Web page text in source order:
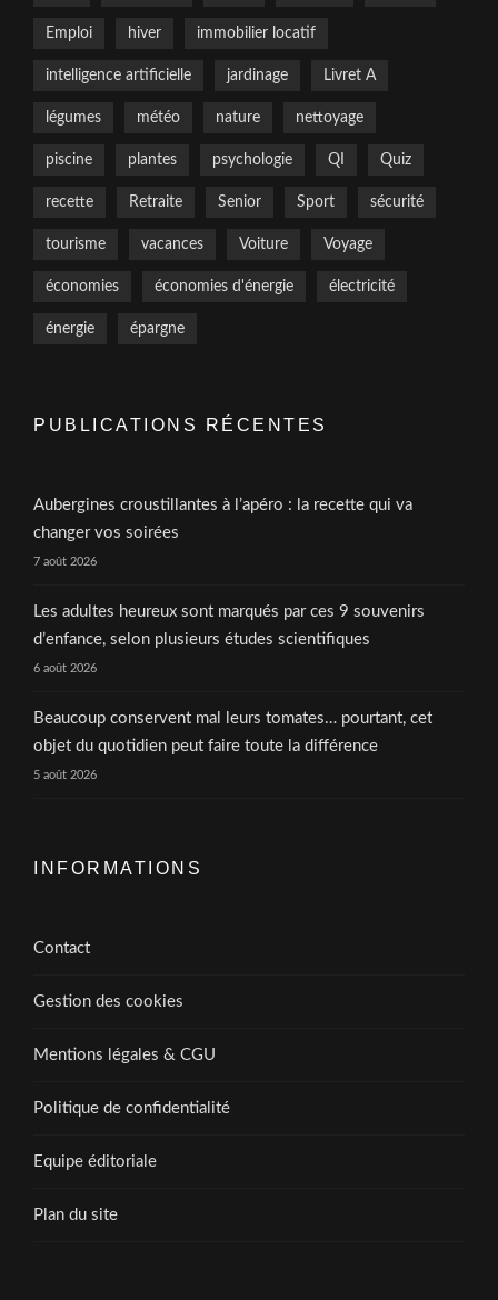
Emploi hiver immobilier locatif
intelligence artificielle jardinage Livret A
légumes météo nature nettoyage
piscine plantes psychologie QI Quiz
recette Retraite Senior Sport sécurité
tourisme vacances Voiture Voyage
économies économies d'énergie électricité
énergie épargne
PUBLICATIONS RÉCENTES
Aubergines croustillantes à l’apéro : la recette qui va
changer vos soirées
7 août 2026
Les adultes heureux sont marqués par ces 9 souvenirs
d’enfance, selon plusieurs études scientifiques
6 août 2026
Beaucoup conservent mal leurs tomates… pourtant, cet
objet du quotidien peut faire toute la différence
5 août 2026
INFORMATIONS
Contact
Gestion des cookies
Mentions légales & CGU
Politique de confidentialité
Equipe éditoriale
Plan du site